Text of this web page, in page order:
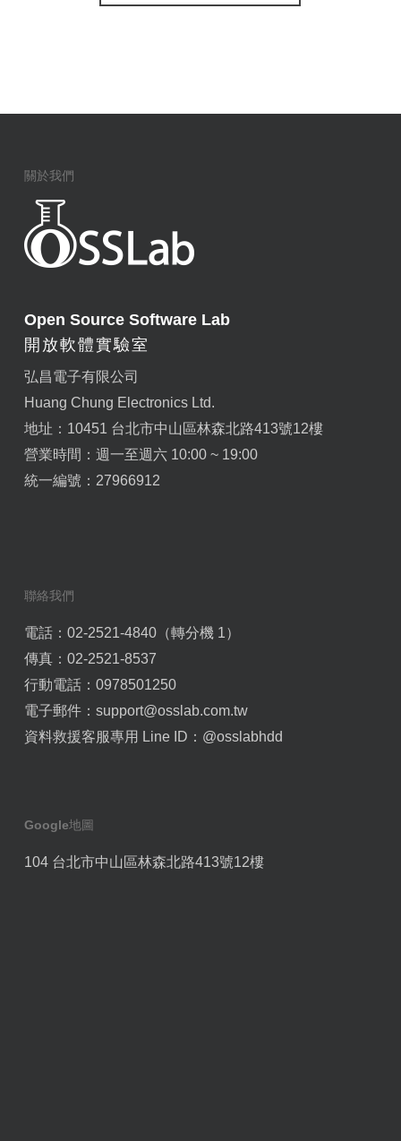
關於我們
Open Source Software Lab
開放軟體實驗室
弘昌電子有限公司
Huang Chung Electronics Ltd.
地址：10451 台北市中山區林森北路413號12樓
營業時間：週一至週六 10:00 ~ 19:00
統一編號：27966912
聯絡我們
電話：02-2521-4840（轉分機 1）
傳真：02-2521-8537
行動電話：0978501250
電子郵件： support@osslab.com.tw
資料救援客服專用 Line ID： @osslabhdd
Google地圖
104 台北市中山區林森北路413號12樓